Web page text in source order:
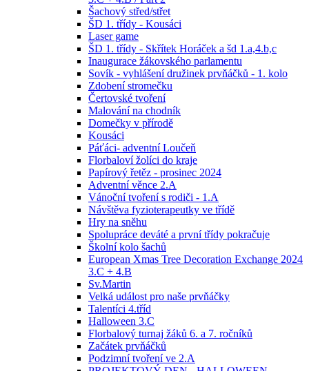
Šachový střed/střet
ŠD 1. třídy - Kousáci
Laser game
ŠD 1. třídy - Skřítek Horáček a šd 1.a,4.b,c
Inaugurace žákovského parlamentu
Sovík - vyhlášení družinek prvňáčků - 1. kolo
Zdobení stromečku
Čertovské tvoření
Malování na chodník
Domečky v přírodě
Kousáci
Páťáci- adventní Loučeň
Florbaloví žolíci do kraje
Papírový řetěz - prosinec 2024
Adventní věnce 2.A
Vánoční tvoření s rodiči - 1.A
Návštěva fyzioterapeutky ve třídě
Hry na sněhu
Spolupráce deváté a první třídy pokračuje
Školní kolo šachů
European Xmas Tree Decoration Exchange 2024
3.C + 4.B
Sv.Martin
Velká událost pro naše prvňáčky
Talentíci 4.tříd
Halloween 3.C
Florbalový turnaj žáků 6. a 7. ročníků
Začátek prvňáčků
Podzimní tvoření ve 2.A